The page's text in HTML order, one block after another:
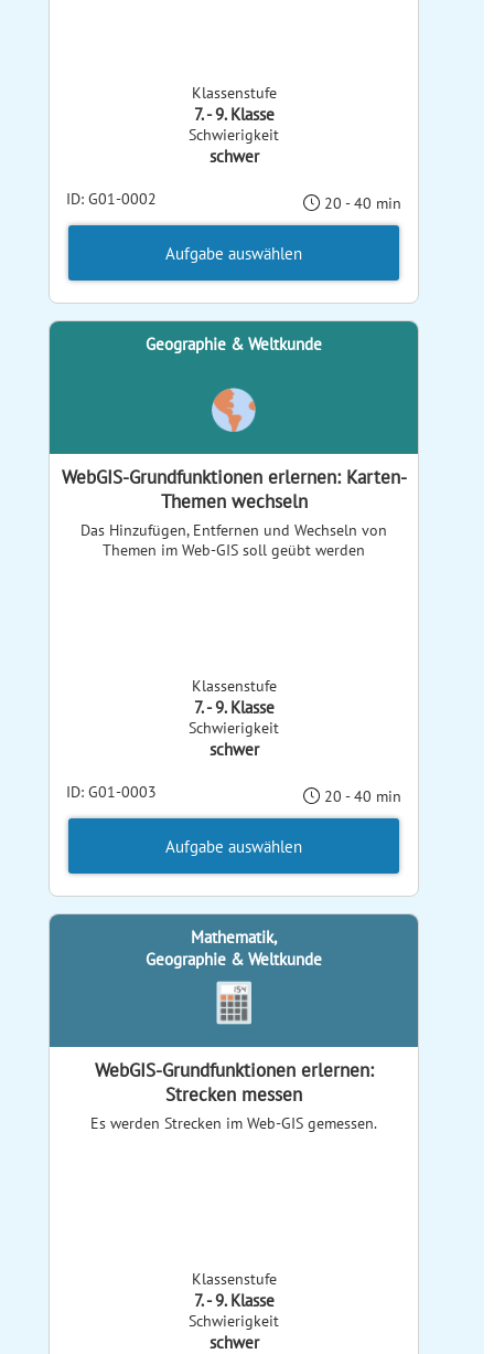
Klassenstufe
7. - 9. Klasse
Schwierigkeit
schwer
ID: G01-0002 20 - 40 min
Aufgabe auswählen
Geographie & Weltkunde
WebGIS-Grundfunktionen erlernen: Karten-
Themen wechseln
Das Hinzufügen, Entfernen und Wechseln von
Themen im Web-GIS soll geübt werden
Klassenstufe
7. - 9. Klasse
Schwierigkeit
schwer
ID: G01-0003 20 - 40 min
Aufgabe auswählen
Mathematik,
Geographie & Weltkunde
WebGIS-Grundfunktionen erlernen:
Strecken messen
Es werden Strecken im Web-GIS gemessen.
Klassenstufe
7. - 9. Klasse
Schwierigkeit
schwer